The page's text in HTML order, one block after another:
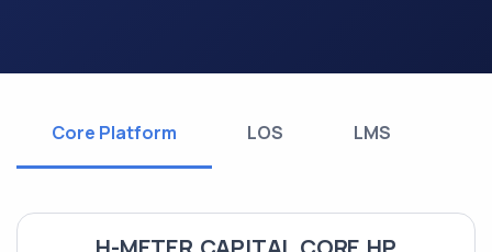
Core Platform LOS LMS